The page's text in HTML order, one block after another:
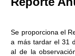
Se proporciona el
a más tardar el 31
al de la